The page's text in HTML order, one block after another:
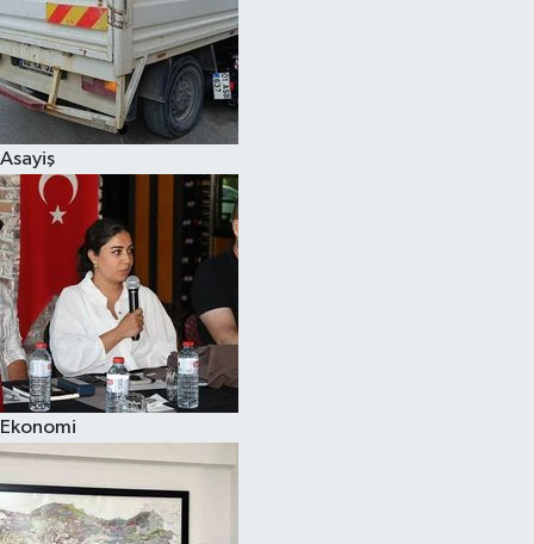
Asayiş
Ekonomi
Resmi İlanlar